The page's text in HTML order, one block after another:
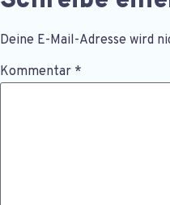
Deine E-Mail-Adresse wird
Kommentar *